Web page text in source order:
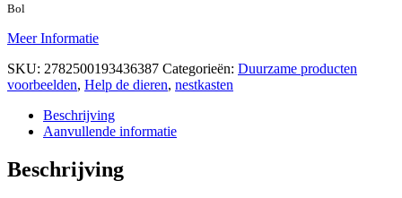
Bol
Meer Informatie
SKU: 2782500193436387 Categorieën: Duurzame producten
voorbeelden, Help de dieren, nestkasten
Beschrijving
Aanvullende informatie
Beschrijving